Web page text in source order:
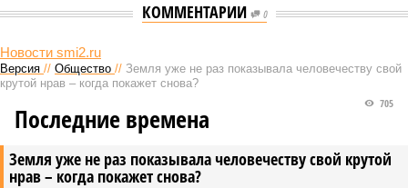
КОММЕНТАРИИ 0
Новости smi2.ru
Версия // Общество // Земля уже не раз показывала человечеству свой
крутой нрав – когда покажет снова?
Земля уже не раз показывала человечеству свой крутой
нрав – когда покажет снова?
705
Последние времена